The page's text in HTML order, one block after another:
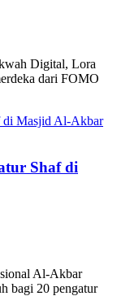
Digital, Lora
dari FOMO
Shaf di
Al-Akbar
bagi 20 pengatur